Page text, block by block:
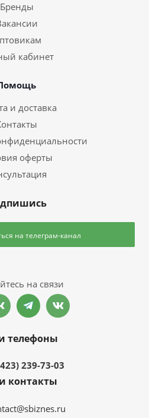
Бренды
кабинет
и доставка
оферты
на телеграм-канал
на связи
телефоны
239-73-03
контакты